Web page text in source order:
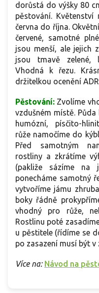
dorůstá do výšky 80
pěstování.
června do října.
červené, samotné
jsou menší, ale jejich
jsou tmavě zelené,
Vhodná k řezu.
držitelkou ocenění
Pěstování: Zvolíme
vzdušném místě.
humózní, písčito-
růže namočíme do
Před samotným
rostliny a zkrátíme
(pakliže sázíme na
ponecháme samotný
vytvoříme jámu
boky řádně
vhodný pro růže,
Rostlinu poté
u pěstitele (řídíme se
po zasazení musí být
Více na: Návod na